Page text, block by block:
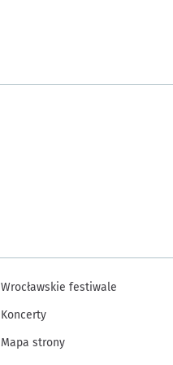
Wrocławskie festiwale
Koncerty
Mapa strony